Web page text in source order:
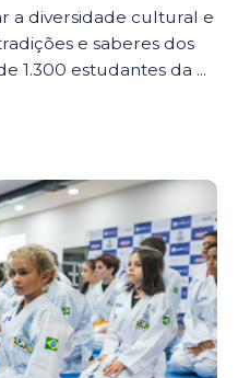
a diversidade cultural e
e saberes dos
1.300 estudantes da ...